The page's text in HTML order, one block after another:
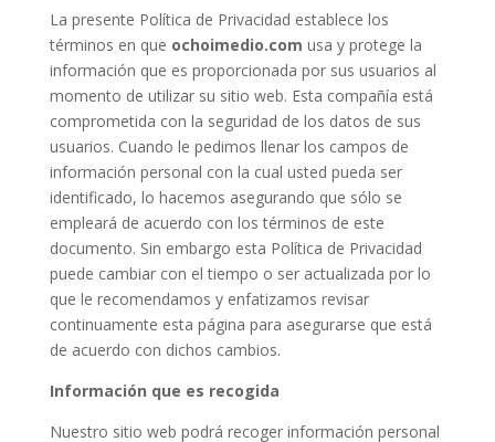
La presente Política de Privacidad establece los
términos en que ochoimedio.com usa y protege la
información que es proporcionada por sus usuarios al
momento de utilizar su sitio web. Esta compañía está
comprometida con la seguridad de los datos de sus
usuarios. Cuando le pedimos llenar los campos de
información personal con la cual usted pueda ser
identificado, lo hacemos asegurando que sólo se
empleará de acuerdo con los términos de este
documento. Sin embargo esta Política de Privacidad
puede cambiar con el tiempo o ser actualizada por lo
que le recomendamos y enfatizamos revisar
continuamente esta página para asegurarse que está
de acuerdo con dichos cambios.
Información que es recogida
Nuestro sitio web podrá recoger información personal